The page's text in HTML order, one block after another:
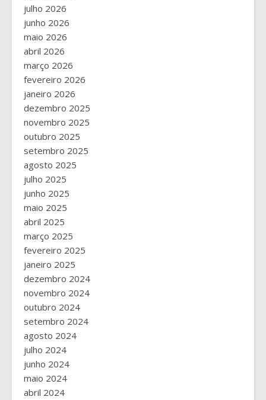
julho 2026
junho 2026
maio 2026
abril 2026
março 2026
fevereiro 2026
janeiro 2026
dezembro 2025
novembro 2025
outubro 2025
setembro 2025
agosto 2025
julho 2025
junho 2025
maio 2025
abril 2025
março 2025
fevereiro 2025
janeiro 2025
dezembro 2024
novembro 2024
outubro 2024
setembro 2024
agosto 2024
julho 2024
junho 2024
maio 2024
abril 2024